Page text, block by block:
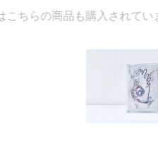
も購入されています。